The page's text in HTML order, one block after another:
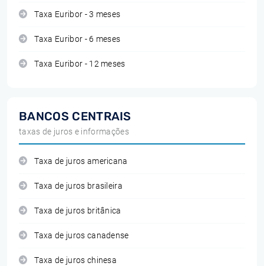
Taxa Euribor - 3 meses
Taxa Euribor - 6 meses
Taxa Euribor - 12 meses
BANCOS CENTRAIS
taxas de juros e informações
Taxa de juros americana
Taxa de juros brasileira
Taxa de juros britânica
Taxa de juros canadense
Taxa de juros chinesa